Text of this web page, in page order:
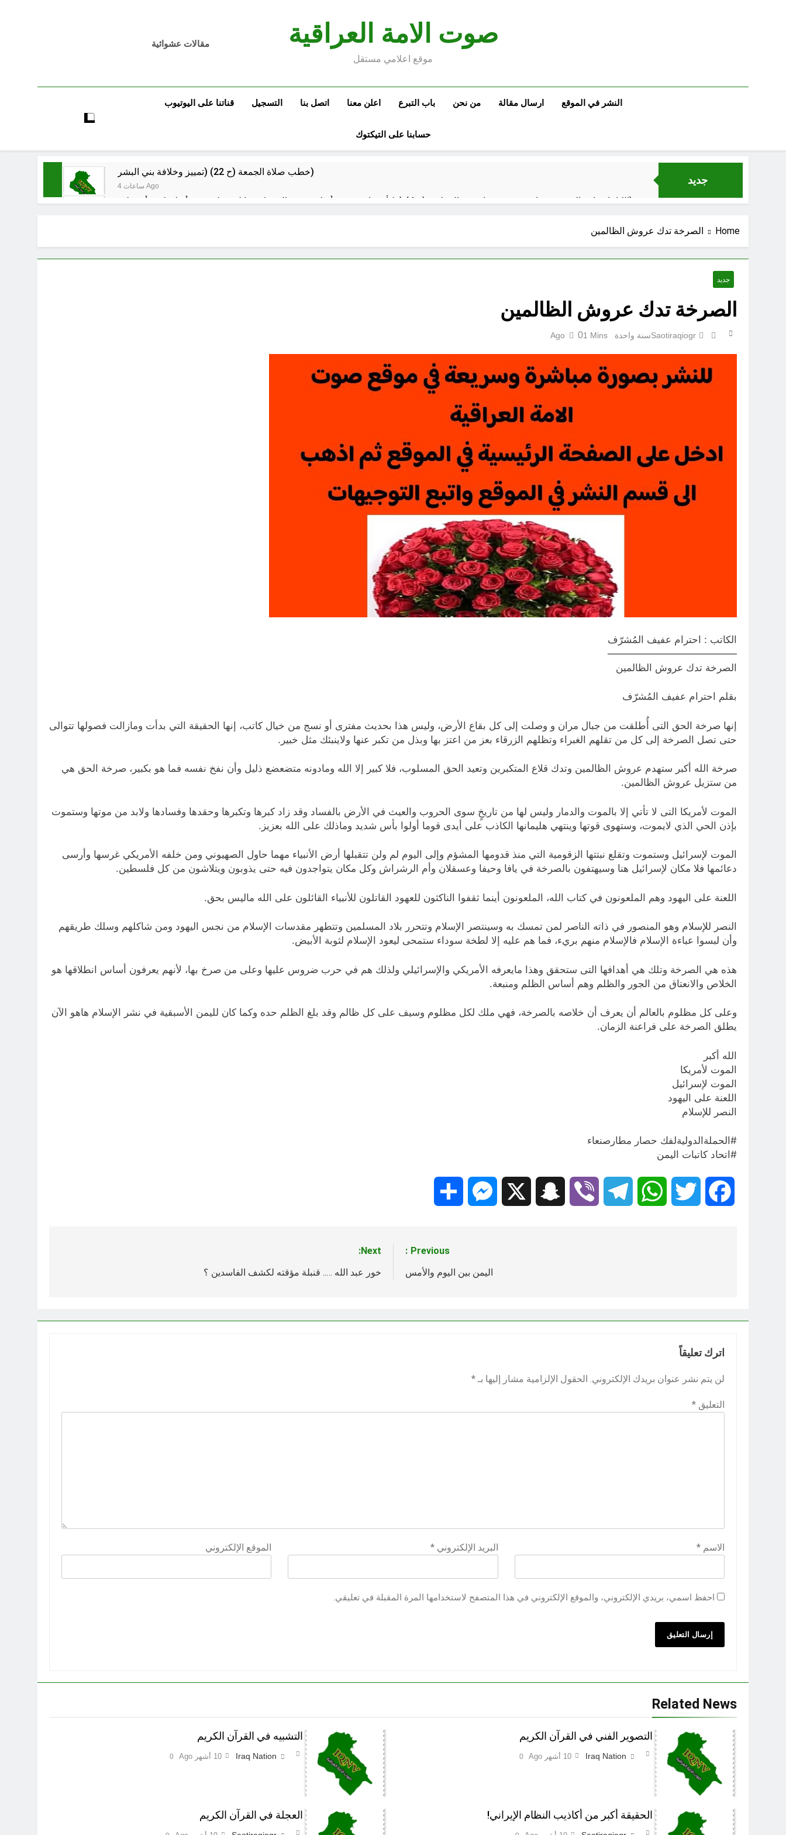
صوت الامة العراقية
موقع اعلامي مستقل
مقالات عشوائية
النشر في الموقع ارسال مقالة من نحن باب التبرع اعلن معنا اتصل بنا التسجيل قناتنا على اليوتيوب
حسابنا على التيكتوك
جديد
خطب صلاة الجمعة (ح 22) (تمييز وخلافة بني البشر)
4 ساعات Ago
الكاتبان باقر الزبيدي ورياض سعد يحذران من الجولاني (ح 4) (وليأخذوا حذرهم وأسلحتهم ود الذين كفروا لو تغفلون عن أسلحتكم وأمتعتكم)
سَأُنَبِّئُكَ بِتَأْوِيلِ مَا لَمْ تَسْتَطِعْ فهمه في “اتفاقية مكة” شرطي الناتو الخليجي النووي الجديد لتحجيم دور إيران وفصائلها الولائية وحتى إسرائيل؟
خطب صلاة الجمعة (ح 26) (مفهوم أسماء الله الحسنى)
الكاتبان باقر الزبيدي ورياض سعد يحذران من الجولاني (ح 5) (لو تغفلون عن أسلحتكم وأمتعتكم فيميلون عليكم ميلة واحدة)
Home الصرخة تدك عروش الظالمين
جديد
الصرخة تدك عروش الظالمين
Saotiraqiogrسنة واحدة Ago 01 Mins
الكاتب : احترام عفيف المُشرّف
—————————————
الصرخة تدك عروش الظالمين
بقلم احترام عفيف المُشرّف
إنها صرخة الحق التى أُطلقت من جبال مران و وصلت إلى كل بقاع الأرض، وليس هذا بحديث مفترى أو نسج من خيال كاتب، إنها الحقيقة التي بدأت ومازالت فصولها تتوالى
حتى تصل الصرخة إلى كل من تقلهم الغبراء وتظلهم الزرقاء بعز من اعتز بها وبذل من تكبر عنها ولاينبئك مثل خبير.
صرخة الله أكبر ستهدم عروش الظالمين وتدك قلاع المتكبرين وتعيد الحق المسلوب، فلا كبير إلا الله ومادونه متضعضع ذليل وأن نفخ نفسه فما هو بكبير، صرخة الحق هي
من ستزيل عروش الظالمين.
الموت لأمريكا التى لا تأتي إلا بالموت والدمار وليس لها من تاريخٍ سوى الحروب والعيث في الأرض بالفساد وقد زاد كبرها وتكبرها وحقدها وفسادها ولابد من موتها وستموت
بإذن الحي الذي لايموت، وستهوى قوتها وينتهي هليمانها الكاذب على أيدى قوما أولوا بأس شديد وماذلك على الله بعزيز.
الموت لإسرائيل وستموت وتقلع نبتتها الزقومية التي منذ قدومها المشؤم وإلى اليوم لم ولن تتقبلها أرض الأنبياء مهما حاول الصهيوني ومن خلفه الأمريكي غرسها وأرسى
دعائمها فلا مكان لإسرائيل هنا وسيهتفون بالصرخة في يافا وحيفا وعسقلان وأم الرشراش وكل مكان يتواجدون فيه حتى يذوبون ويتلاشون من كل فلسطين.
اللعنة على اليهود وهم الملعونون في كتاب الله، الملعونون أينما ثقفوا الناكثون للعهود القاتلون للأنبياء القائلون على الله ماليس بحق.
النصر للإسلام وهو المنصور في ذاته الناصر لمن تمسك به وسينتصر الإسلام وتتحرر بلاد المسلمين وتتطهر مقدسات الإسلام من نجس اليهود ومن شاكلهم وسلك طريقهم
وأن لبسوا عباءة الإسلام فالإسلام منهم بريء، فما هم عليه إلا لطخة سوداء ستمحى ليعود الإسلام لثوبة الأبيض.
هذه هي الصرخة وتلك هي أهدافها التى ستحقق وهذا مايعرفه الأمريكي والإسرائيلي ولذلك هم في حرب ضروس عليها وعلى من صرخ بها، لأنهم يعرفون أساس انطلاقها هو
الخلاص والانعتاق من الجور والظلم وهم أساس الظلم ومنبعة.
وعلى كل مظلوم بالعالم أن يعرف أن خلاصه بالصرخة، فهي ملك لكل مظلوم وسيف على كل ظالم وقد بلغ الظلم حده وكما كان لليمن الأسبقية في نشر الإسلام هاهو الآن
يطلق الصرخة على فراعنة الزمان.
الله أكبر
الموت لأمريكا
الموت لإسرائيل
اللعنة على اليهود
النصر للإسلام
#الحملةالدوليةلفك حصار مطارصنعاء
#اتحاد كاتبات اليمن
Facebook
Twitter
WhatsApp
Telegram
Viber
Snapchat
Messenger
Previous:
اليمن بين اليوم والأمس
Next:
خور عبد الله ….. قنبلة مؤقته لكشف الفاسدين ؟
اترك تعليقاً
لن يتم نشر عنوان بريدك الإلكتروني. الحقول الإلزامية مشار إليها بـ *
التعليق *
الاسم * البريد الإلكتروني* الموقع الإلكتروني
احفظ اسمي، بريدي الإلكتروني، والموقع الإلكتروني في هذا المتصفح لاستخدامها المرة المقبلة في تعليقي.
Related News
التصوير الفني في القرآن الكريم
Iraq Nation 10 أشهر Ago 0
التشبيه في القرآن الكريم
Iraq Nation 10 أشهر Ago 0
الحقيقة أکبر من أکاذيب النظام الإيراني! العجلة في القرآن الكريم